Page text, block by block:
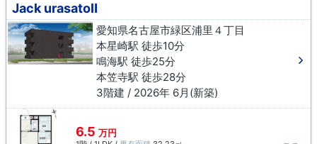
Jack urasatoⅡ
愛知県名古屋市緑区浦里４丁目
本星崎駅 徒歩10分
鳴海駅 徒歩25分
本笠寺駅 徒歩28分
3階建 / 2026年 6月(新築)
6.5 万円